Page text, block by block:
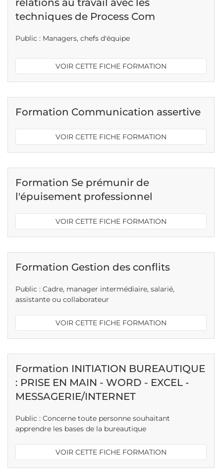
relations au travail avec les
techniques de Process Com
Public : Managers, chefs d'équipe
VOIR CETTE FICHE FORMATION
Formation Communication assertive
VOIR CETTE FICHE FORMATION
Formation Se prémunir de
l'épuisement professionnel
VOIR CETTE FICHE FORMATION
Formation Gestion des conflits
Public : Cadre, manager intermédiaire, salarié,
assistante ou collaborateur
VOIR CETTE FICHE FORMATION
Formation INITIATION BUREAUTIQUE
: PRISE EN MAIN - WORD - EXCEL -
MESSAGERIE/INTERNET
Public : Concerne toute personne souhaitant
apprendre les bases de la bureautique
VOIR CETTE FICHE FORMATION